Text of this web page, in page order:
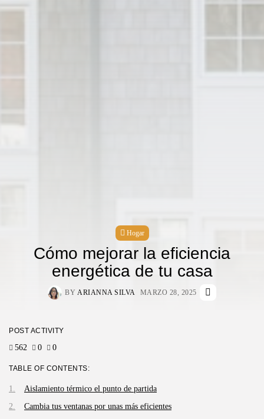
Hogar
Cómo mejorar la eficiencia
energética de tu casa
BY ARIANNA SILVA MARZO 28, 2025
POST ACTIVITY
562 0 0
TABLE OF CONTENTS:
Aislamiento térmico el punto de partida
Cambia tus ventanas por unas más eficientes